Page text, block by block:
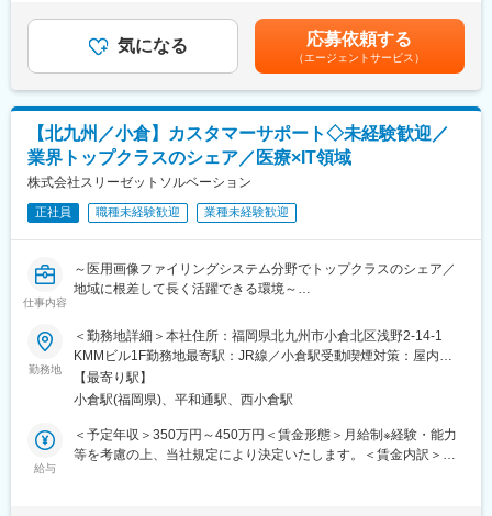
■社風・雰囲気について：
キャリアを長期的に積んでいただくことを期待されていることも
あり、長期的な就業を考えている方にピッタリです。社内での意
見交換も活発に行われますので、積極的にやる気を持ってチャレ
ンジ出来る方のご応募をお待ちしております。
変更の範囲：会社の定める業務
■商材について
「酸素を送る機械」「睡眠時に呼吸をサポートする機械」「在宅
※ほとんどがレンタルでのご提案です。担当する医療機関は30～
50件ほど。
1日10～15件を目安に病院やクリニックを訪問していくイメージ
です。
■契約締結からフォローまでの流れ
病院契約受注→見積・契約書作成→指示書→患者宅へ→機械の設
置・説明→定期点検（フォロー）→消耗品交換
【担当エリア】
■業務の魅力
業界トップクラスの知名度があり、病院やクリニックからの信頼
も厚いため、提案がしやすい環境です。
感しながら成長できます。
験・年齢、能力等を考慮の上、当社規定により決定致します。■賞
与：年2回（7月・12月）※過去実績5.6ヶ月分賃金はあくまでも目
安の金額であり、選考を通じて上下する可能性があります。月給
(月額)は固定手当を含めた表記です。
気になる 応募依頼する
（エージェントサービス）
【北九州／小倉】カスタマーサポート◇未経験歓迎／
業界トップクラスのシェア／医療×IT領域
株式会社スリーゼットソルベーション
正社員 職種未経験歓迎 業種未経験歓迎
仕事内容
～医用画像ファイリングシステム分野でトップクラスのシェア／
地域に根差して長く活躍できる環境～
■職務内容：
当社が提供する医療用画像管理システム（PACS）のサポート業務
をお任せします。問合せ対応、PCセットアップ、営業同行などを
行います。
■業務詳細：
◇カスタマーサポート
勤務地
＜勤務地詳細＞本社住所：福岡県北九州市小倉北区浅野2-14-1
KMMビル1F勤務地最寄駅：JR線／小倉駅受動喫煙対策：屋内全
面禁煙変更の範囲：会社の定める事業所
【最寄り駅】
小倉駅(福岡県)、平和通駅、西小倉駅
給与
＜予定年収＞350万円～450万円＜賃金形態＞月給制※経験・能力
等を考慮の上、当社規定により決定いたします。＜賃金内訳＞月